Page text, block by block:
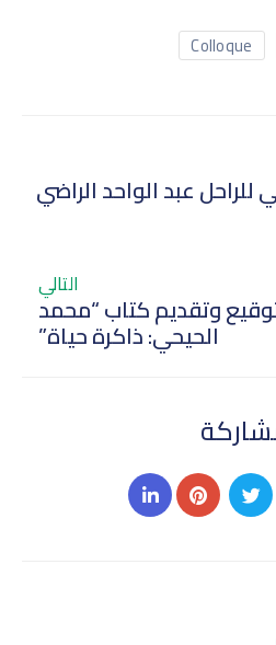
Colloque
للراحل عبد الواحد الراضي
التالي
وتقديم كتاب “محمد
الحيحي: ذاكرة حياة”